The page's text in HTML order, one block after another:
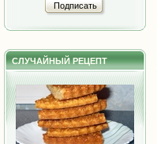
Подписать
СЛУЧАЙНЫЙ РЕЦЕПТ